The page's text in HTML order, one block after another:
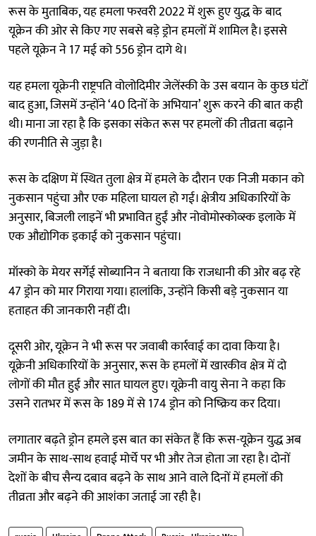
रूस के मुताबिक, यह हमला फरवरी 2022 में शुरू हुए युद्ध के बाद
यूक्रेन की ओर से किए गए सबसे बड़े ड्रोन हमलों में शामिल है। इससे
पहले यूक्रेन ने 17 मई को 556 ड्रोन दागे थे।
यह हमला यूक्रेनी राष्ट्रपति वोलोदिमीर जेलेंस्की के उस बयान के कुछ घंटों
बाद हुआ, जिसमें उन्होंने ‘40 दिनों के अभियान’ शुरू करने की बात कही
थी। माना जा रहा है कि इसका संकेत रूस पर हमलों की तीव्रता बढ़ाने
की रणनीति से जुड़ा है।
रूस के दक्षिण में स्थित तुला क्षेत्र में हमले के दौरान एक निजी मकान को
नुकसान पहुंचा और एक महिला घायल हो गई। क्षेत्रीय अधिकारियों के
अनुसार, बिजली लाइनें भी प्रभावित हुईं और नोवोमोस्कोव्स्क इलाके में
एक औद्योगिक इकाई को नुकसान पहुंचा।
मॉस्को के मेयर सर्गेई सोब्यानिन ने बताया कि राजधानी की ओर बढ़ रहे
47 ड्रोन को मार गिराया गया। हालांकि, उन्होंने किसी बड़े नुकसान या
हताहत की जानकारी नहीं दी।
दूसरी ओर, यूक्रेन ने भी रूस पर जवाबी कार्रवाई का दावा किया है।
यूक्रेनी अधिकारियों के अनुसार, रूस के हमलों में खारकीव क्षेत्र में दो
लोगों की मौत हुई और सात घायल हुए। यूक्रेनी वायु सेना ने कहा कि
उसने रातभर में रूस के 189 में से 174 ड्रोन को निष्क्रिय कर दिया।
लगातार बढ़ते ड्रोन हमले इस बात का संकेत हैं कि रूस-यूक्रेन युद्ध अब
जमीन के साथ-साथ हवाई मोर्चे पर भी और तेज होता जा रहा है। दोनों
देशों के बीच सैन्य दबाव बढ़ने के साथ आने वाले दिनों में हमलों की
तीव्रता और बढ़ने की आशंका जताई जा रही है।